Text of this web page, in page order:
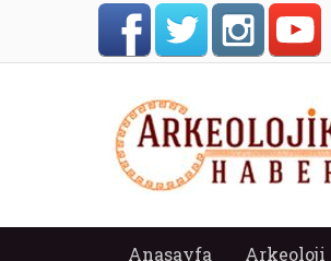
Anasayfa Arkeoloji